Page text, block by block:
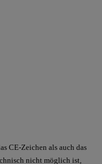
CE-Zeichen als auch das
nicht möglich ist,